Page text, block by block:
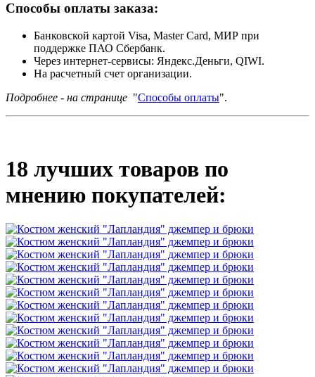
Способы оплаты заказа:
Банковской картой Visa, Master Card, МИР при
поддержке ПАО Сбербанк.
Через интернет-сервисы: Яндекс.Деньги, QIWI.
На расчетный счет организации.
Подробнее - на странице "Способы оплаты".
18 лучших товаров по
мнению покупателей: